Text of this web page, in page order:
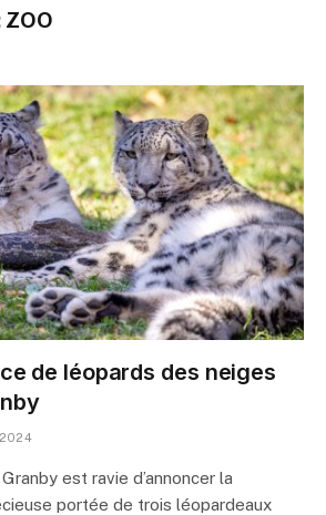
ZOO
de léopards des neiges
est ravie d’annoncer la
portée de trois léopardeaux